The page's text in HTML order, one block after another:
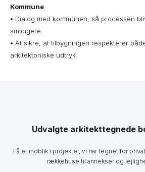
Kommune.
• Dialog med kommunen, så processen
smidigere.
• At sikre, at tilbygningen respekterer
arkitektoniske udtryk.
Udvalgte arkitekttegnede
Få et indblik i projekter, vi har tegnet for
rækkehuse til annekser og